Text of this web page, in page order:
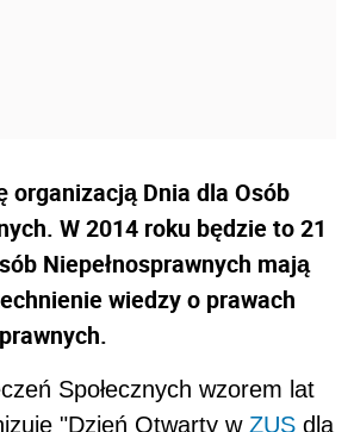
organizacją Dnia dla Osób
W 2014 roku będzie to 21
Niepełnosprawnych mają
wiedzy o prawach
Społecznych wzorem lat
"Dzień Otwarty w ZUS dla